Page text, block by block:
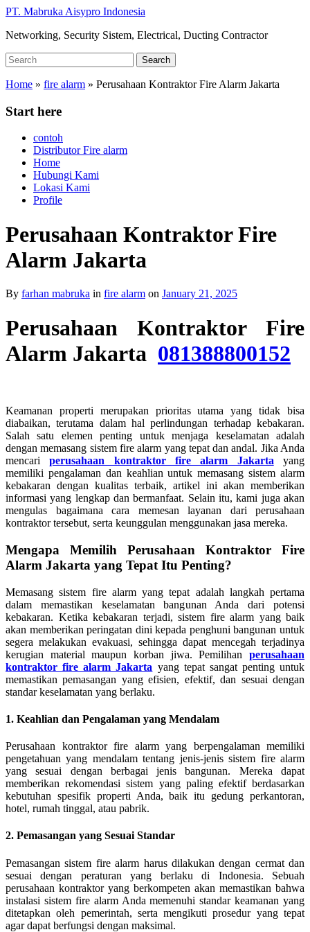
Skip
main
PT. Mabruka Aisypro Indonesia
Networking, Security Sistem, Electrical, Ducting Contractor
Search
for:
Search
Home » fire alarm » Perusahaan Kontraktor Fire Alarm Jakarta
Start here
contoh
Distributor Fire alarm
Home
Hubungi Kami
Lokasi Kami
Profile
Perusahaan Kontraktor Fire
Alarm Jakarta
By farhan mabruka in fire alarm on January 21, 2025
Perusahaan Kontraktor Fire
Alarm Jakarta 081388800152
Keamanan properti merupakan prioritas utama yang tidak bisa
diabaikan, terutama dalam hal perlindungan terhadap kebakaran.
Salah satu elemen penting untuk menjaga keselamatan adalah
dengan memasang sistem fire alarm yang tepat dan andal. Jika Anda
mencariperusahaan kontraktor fire alarm Jakarta yang
memiliki pengalaman dan keahlian untuk memasang sistem alarm
kebakaran dengan kualitas terbaik, artikel ini akan memberikan
informasi yang lengkap dan bermanfaat. Selain itu, kami juga akan
mengulas bagaimana cara memesan layanan dari perusahaan
kontraktor tersebut, serta keunggulan menggunakan jasa mereka.
Mengapa Memilih Perusahaan Kontraktor Fire
Alarm Jakarta yang Tepat Itu Penting?
Memasang sistem fire alarm yang tepat adalah langkah pertama
dalam memastikan keselamatan bangunan Anda dari potensi
kebakaran. Ketika kebakaran terjadi, sistem fire alarm yang baik
akan memberikan peringatan dini kepada penghuni bangunan untuk
segera melakukan evakuasi, sehingga dapat mencegah terjadinya
kerugian material maupun korban jiwa. Pemilihan perusahaan
kontraktor fire alarm Jakarta yang tepat sangat penting untuk
memastikan pemasangan yang efisien, efektif, dan sesuai dengan
standar keselamatan yang berlaku.
1. Keahlian dan Pengalaman yang Mendalam
Perusahaan kontraktor fire alarm yang berpengalaman memiliki
pengetahuan yang mendalam tentang jenis-jenis sistem fire alarm
yang sesuai dengan berbagai jenis bangunan. Mereka dapat
memberikan rekomendasi sistem yang paling efektif berdasarkan
kebutuhan spesifik properti Anda, baik itu gedung perkantoran,
hotel, rumah tinggal, atau pabrik.
2. Pemasangan yang Sesuai Standar
Pemasangan sistem fire alarm harus dilakukan dengan cermat dan
sesuai dengan peraturan yang berlaku di Indonesia. Sebuah
perusahaan kontraktor yang berkompeten akan memastikan bahwa
instalasi sistem fire alarm Anda memenuhi standar keamanan yang
ditetapkan oleh pemerintah, serta mengikuti prosedur yang tepat
agar dapat berfungsi dengan maksimal.